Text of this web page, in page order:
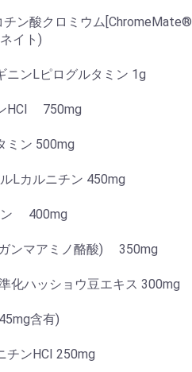
チン酸クロミウム
イト)
ンLピログルタミン 1g
HCl 750mg
ン 500mg
Lカルニチン 450mg
400mg
ンマアミノ酪酸) 350mg
化ハッショウ豆エキス 300mg
含有)
ンHCI 250mg